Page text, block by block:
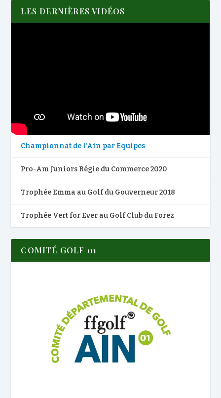
LES DERNIÈRES VIDÉOS
Championnat de l’Ain par Equipes
Pro-Am Juniors Régie du Commerce 2020
Trophée Emma au Golf du Gouverneur 2018
Trophée Vert for Ever au Golf Club du Forez
COMITÉ GOLF 01